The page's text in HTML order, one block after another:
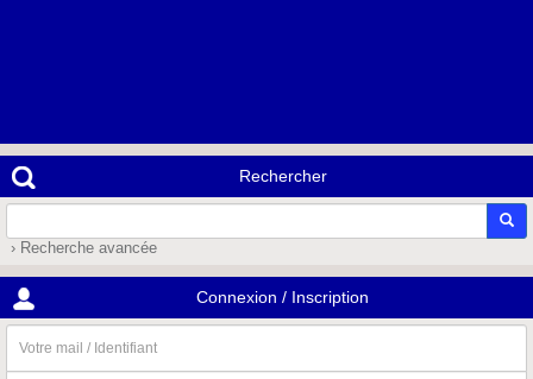
Rechercher
› Recherche avancée
Connexion / Inscription
mail
/